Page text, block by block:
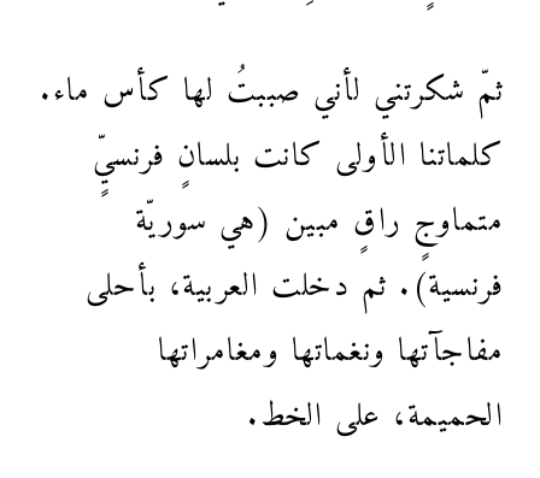
ثمّ شكرتني لأني صببتُ لها كأس ماء.
كلماتنا الأولى كانت بلسانٍ فرنسيٍّ
متماوجٍ راقٍ مبين (هي سوريّة
فرنسية). ثم دخلت العربية، بأحلى
مفاجآتها ونغماتها ومغامراتها
الحميمة، على الخط.